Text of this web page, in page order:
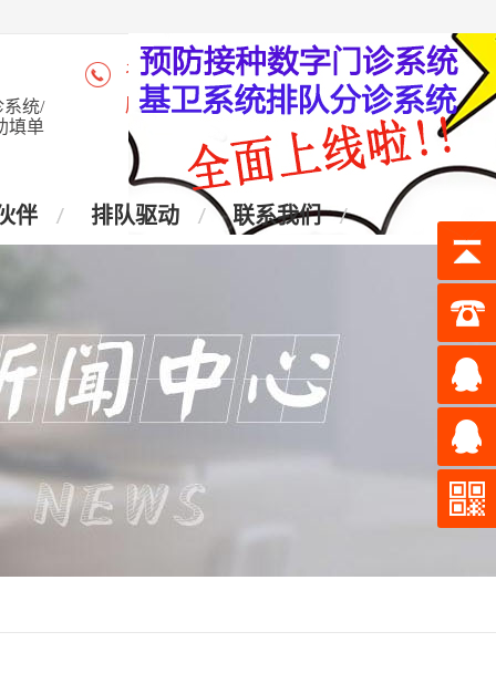
系统/
填单
咨询热线：4006-028-965
座 机：028-87438905
伴 排队驱动 联系我们